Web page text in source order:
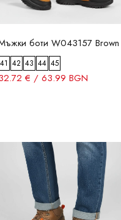
боти W043157 Brown
41 42 43 44 45
€ / 63.99 BGN